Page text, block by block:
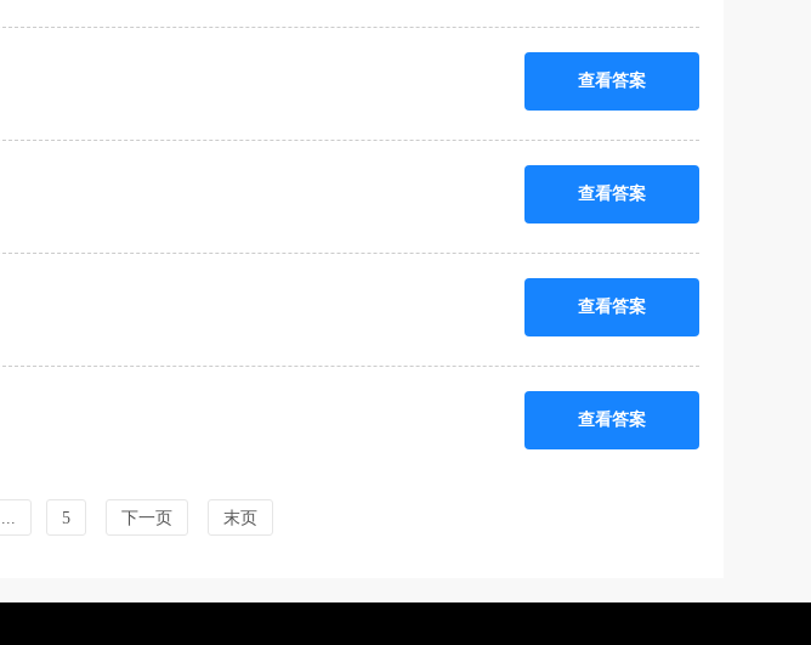
查看答案
查看答案
查看答案
查看答案
... 5 下一页 末页